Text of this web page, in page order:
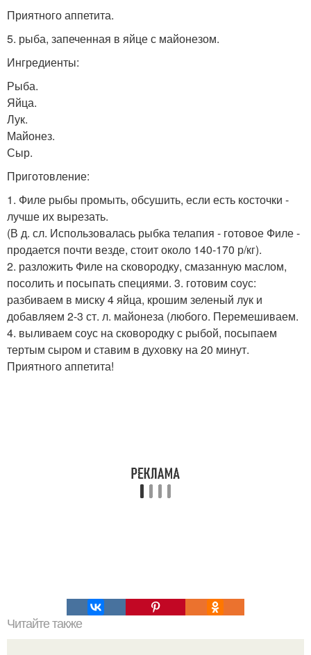
Приятного аппетита.
5. рыба, запеченная в яйце с майонезом.
Ингредиенты:
Рыба.
Яйца.
Лук.
Майонез.
Сыр.
Приготовление:
1. Филе рыбы промыть, обсушить, если есть косточки -
лучше их вырезать.
(В д. сл. Использовалась рыбка телапия - готовое Филе -
продается почти везде, стоит около 140-170 р/кг).
2. разложить Филе на сковородку, смазанную маслом,
посолить и посыпать специями. 3. готовим соус:
разбиваем в миску 4 яйца, крошим зеленый лук и
добавляем 2-3 ст. л. майонеза (любого. Перемешиваем.
4. выливаем соус на сковородку с рыбой, посыпаем
тертым сыром и ставим в духовку на 20 минут.
Приятного аппетита!
Читайте также